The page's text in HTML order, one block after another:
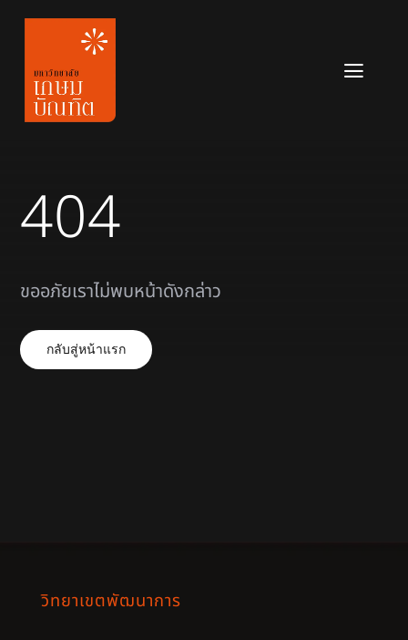
Skip
content
หลักสูตร
เกี่ยวกับมหาวิทยาลัย
ติดต่อเรา
สมัครเรียน
404
ขออภัยเราไม่พบหน้าดังกล่าว
กลับสู่หน้าแรก
วิทยาเขตพัฒนาการ